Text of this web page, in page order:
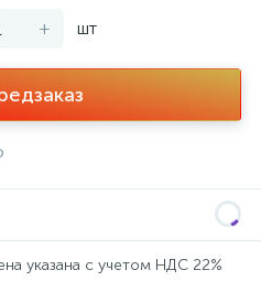
+ шт
указана с учетом НДС 22%